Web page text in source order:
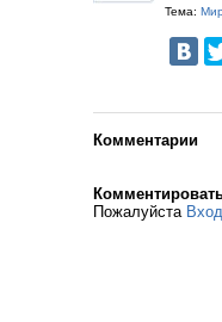
Тема:
Комментарии
Пожалуйста Вход